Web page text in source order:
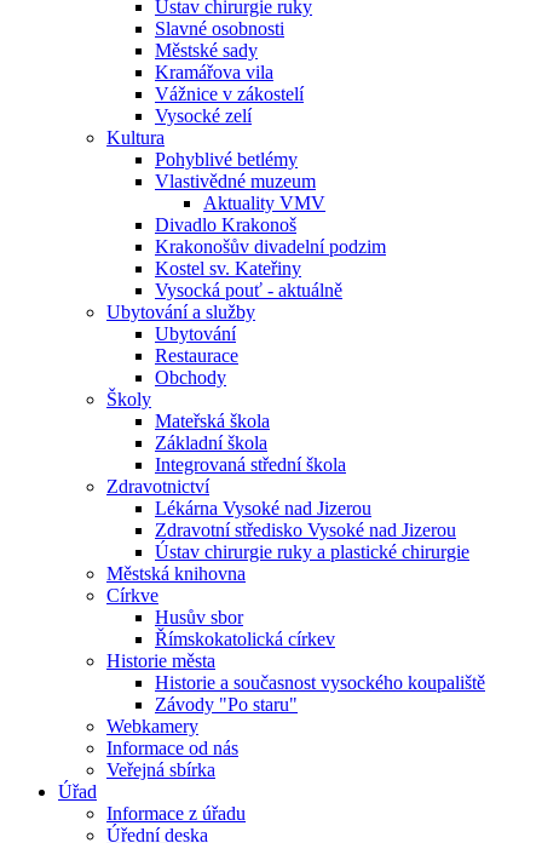
Ústav chirurgie ruky
Slavné osobnosti
Městské sady
Kramářova vila
Vážnice v zákostelí
Vysocké zelí
Kultura
Pohyblivé betlémy
Vlastivědné muzeum
Aktuality VMV
Divadlo Krakonoš
Krakonošův divadelní podzim
Kostel sv. Kateřiny
Vysocká pouť - aktuálně
Ubytování a služby
Ubytování
Restaurace
Obchody
Školy
Mateřská škola
Základní škola
Integrovaná střední škola
Zdravotnictví
Lékárna Vysoké nad Jizerou
Zdravotní středisko Vysoké nad Jizerou
Ústav chirurgie ruky a plastické chirurgie
Městská knihovna
Církve
Husův sbor
Římskokatolická církev
Historie města
Historie a současnost vysockého koupaliště
Závody "Po staru"
Webkamery
Informace od nás
Veřejná sbírka
Úřad
Informace z úřadu
Úřední deska